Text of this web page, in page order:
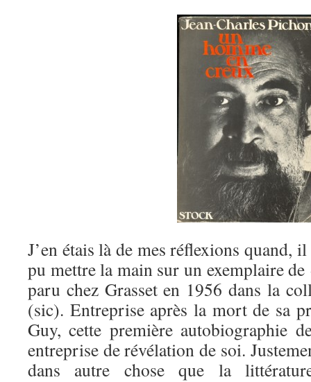
J’en étais là de mes réflexions quand,
pu mettre la main sur un exemplaire
paru chez Grasset en 1956 dans la
(sic). Entreprise après la mort de sa
Guy, cette première autobiographie
entreprise de révélation de soi.
dans autre chose que la